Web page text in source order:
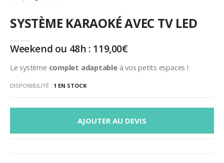
SYSTÈME KARAOKÉ AVEC TV LED
Weekend ou 48h : 119,00€
Le système complet adaptableà vos petits espaces !
DISPONIBILITÉ : 1 EN STOCK
AJOUTER AU DEVIS